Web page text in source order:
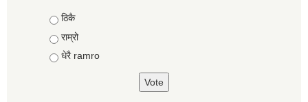
Choices
ठिकै
राम्रो
धेरै ramro